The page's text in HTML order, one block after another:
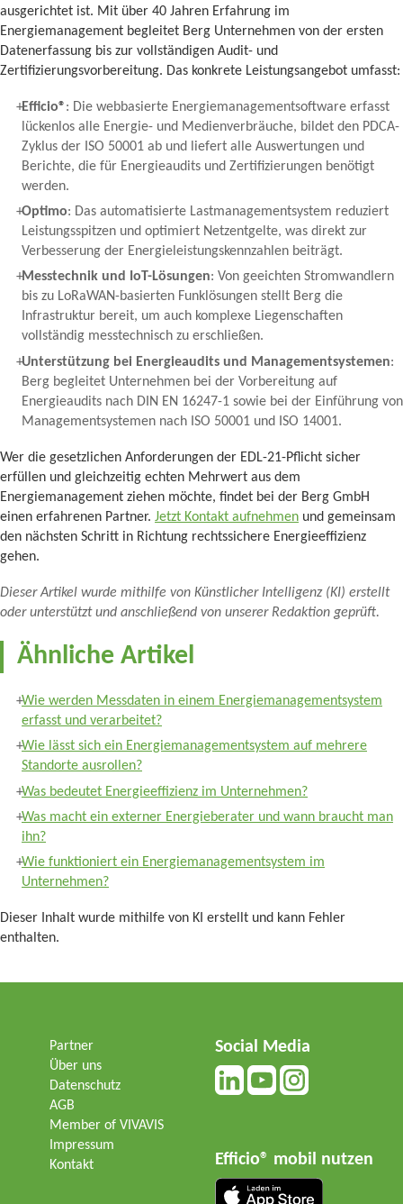
ausgerichtet ist. Mit über 40 Jahren Erfahrung im
Energiemanagement begleitet Berg Unternehmen von der ersten
Datenerfassung bis zur vollständigen Audit- und
Zertifizierungsvorbereitung. Das konkrete Leistungsangebot umfasst:
Efficio®: Die webbasierte Energiemanagementsoftware erfasst
lückenlos alle Energie- und Medienverbräuche, bildet den PDCA-
Zyklus der ISO 50001 ab und liefert alle Auswertungen und
Berichte, die für Energieaudits und Zertifizierungen benötigt
werden.
Optimo: Das automatisierte Lastmanagementsystem reduziert
Leistungsspitzen und optimiert Netzentgelte, was direkt zur
Verbesserung der Energieleistungskennzahlen beiträgt.
Messtechnik und IoT-Lösungen: Von geeichten Stromwandlern
bis zu LoRaWAN-basierten Funklösungen stellt Berg die
Infrastruktur bereit, um auch komplexe Liegenschaften
vollständig messtechnisch zu erschließen.
Unterstützung bei Energieaudits und Managementsystemen:
Berg begleitet Unternehmen bei der Vorbereitung auf
Energieaudits nach DIN EN 16247-1 sowie bei der Einführung von
Managementsystemen nach ISO 50001 und ISO 14001.
Wer die gesetzlichen Anforderungen der EDL-21-Pflicht sicher
erfüllen und gleichzeitig echten Mehrwert aus dem
Energiemanagement ziehen möchte, findet bei der Berg GmbH
einen erfahrenen Partner. Jetzt Kontakt aufnehmen und gemeinsam
den nächsten Schritt in Richtung rechtssichere Energieeffizienz
gehen.
Dieser Artikel wurde mithilfe von Künstlicher Intelligenz (KI) erstellt
oder unterstützt und anschließend von unserer Redaktion geprüft.
Ähnliche Artikel
Wie werden Messdaten in einem Energiemanagementsystem
erfasst und verarbeitet?
Wie lässt sich ein Energiemanagementsystem auf mehrere
Standorte ausrollen?
Was bedeutet Energieeffizienz im Unternehmen?
Was macht ein externer Energieberater und wann braucht man
ihn?
Wie funktioniert ein Energiemanagementsystem im
Unternehmen?
Dieser Inhalt wurde mithilfe von KI erstellt und kann Fehler
enthalten.
Partner
Über uns
Datenschutz
AGB
Member of VIVAVIS
Impressum
Kontakt
Social Media
Efficio® mobil nutzen